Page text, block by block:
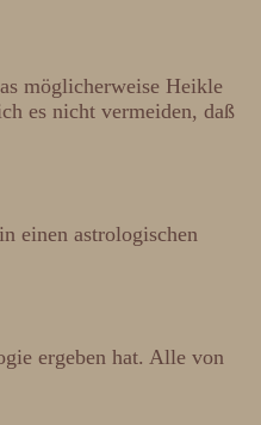
möglicherweise Heikle
es nicht vermeiden, daß
einen astrologischen
ergeben hat. Alle von